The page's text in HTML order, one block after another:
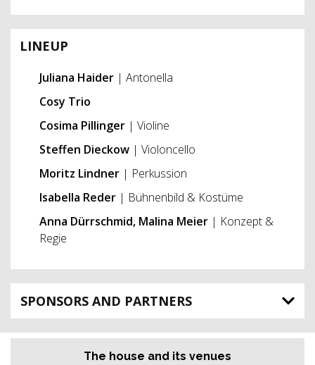
LINEUP
Juliana Haider | Antonella
Cosy Trio
Cosima Pillinger | Violine
Steffen Dieckow | Violoncello
Moritz Lindner | Perkussion
Isabella Reder | Bühnenbild & Kostüme
Anna Dürrschmid, Malina Meier | Konzept &
Regie
SPONSORS AND PARTNERS
The house and its venues